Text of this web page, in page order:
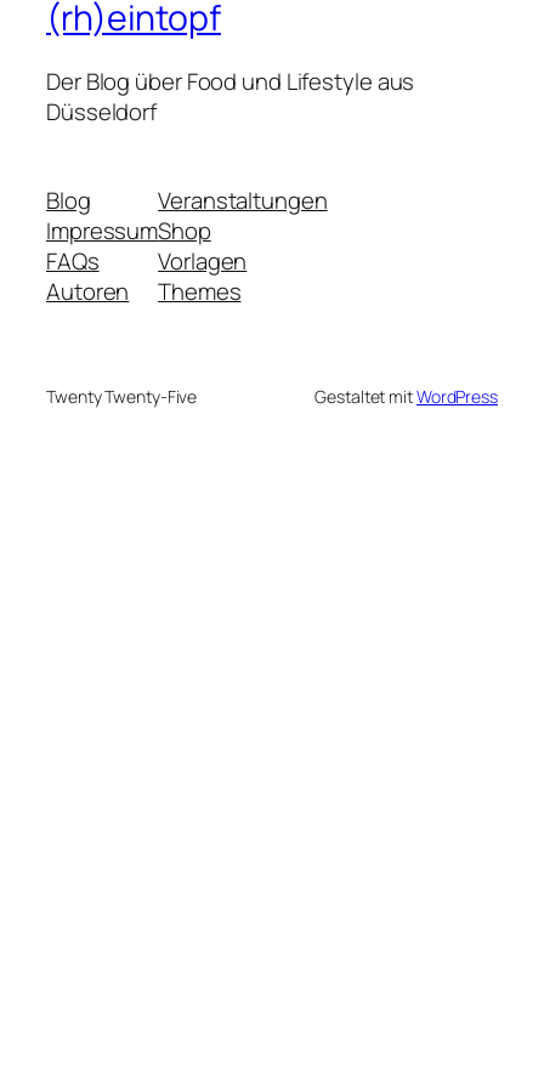
(rh)eintopf
Der Blog über Food und Lifestyle aus
Düsseldorf
Blog
Impressum
FAQs
Autoren
Veranstaltungen
Shop
Vorlagen
Themes
Twenty Twenty-Five Gestaltet mitWordPress